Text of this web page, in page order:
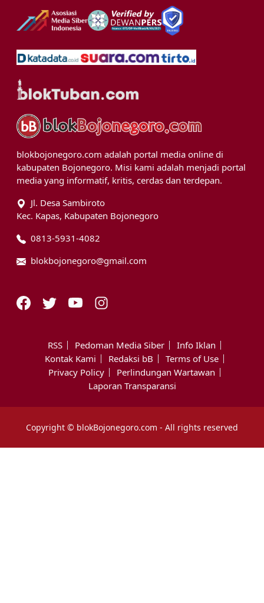
blokbojonegoro.com adalah portal media online di
kabupaten Bojonegoro. Misi kami adalah menjadi portal
media yang informatif, kritis, cerdas dan terdepan.
Jl. Desa Sambiroto
Kec. Kapas, Kabupaten Bojonegoro
0813-5931-4082
blokbojonegoro@gmail.com
RSS Pedoman Media Siber
Info Iklan
Kontak Kami
Redaksi bB
Terms of Use
Privacy Policy
Perlindungan Wartawan
Laporan Transparansi
Copyright © blokBojonegoro.com - All rights reserved